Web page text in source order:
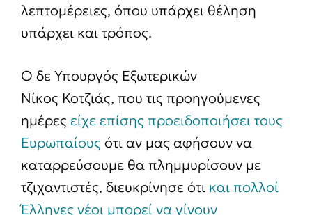
λεπτομέρειες, όπου υπάρχει θέληση
υπάρχει και τρόπος.
O δε Υπουργός Εξωτερικών
Νίκος Κοτζιάς, που τις προηγούμενες
ημέρες είχε επίσης προειδοποιήσει τους
Ευρωπαίους ότι αν μας αφήσουν να
καταρρεύσουμε θα πλημμυρίσουν με
τζιχαντιστές, διευκρίνησε ότι και πολλοί
Έλληνες νέοι μπορεί να γίνουν